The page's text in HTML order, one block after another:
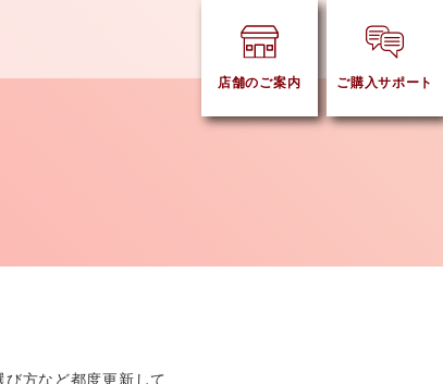
店舗のご案内 ご購入サポート
方など都度更新して